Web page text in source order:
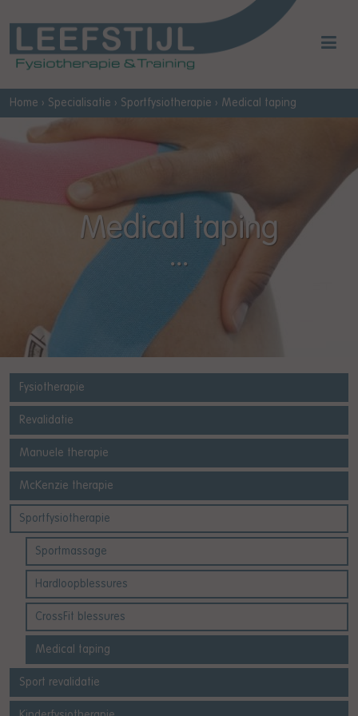
Home › Specialisatie › Sportfysiotherapie › Medical taping
Medical taping
Fysiotherapie
Revalidatie
Manuele therapie
McKenzie therapie
Sportfysiotherapie
Sportmassage
Hardloopblessures
CrossFit blessures
Medical taping
Sport revalidatie